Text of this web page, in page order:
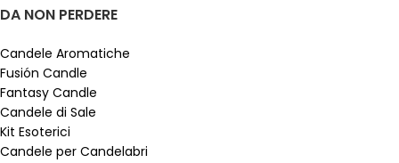
DA NON PERDERE
Candele Aromatiche
Fusión Candle
Fantasy Candle
Candele di Sale
Kit Esoterici
Candele per Candelabri